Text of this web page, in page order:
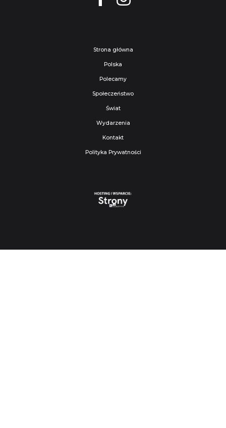
Strona główna
Polska
Polecamy
Społeczeństwo
Świat
Wydarzenia
Kontakt
Polityka Prywatności